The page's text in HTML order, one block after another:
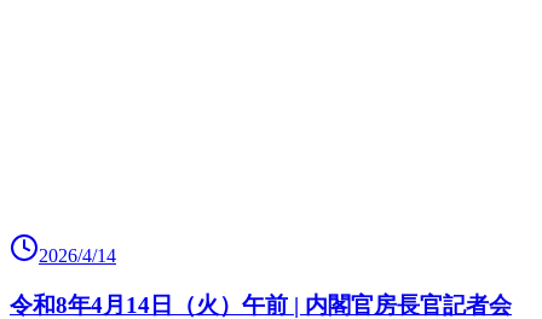
2026/4/14
令和8年4月14日（火）午前 | 内閣官房長官記者会